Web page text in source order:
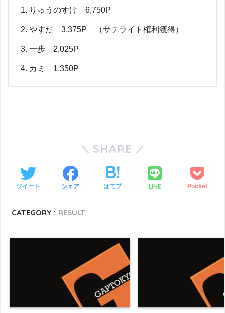
りゅうのすけ 6,750P
やすだ 3,375P （サテライト権利獲得）
一歩 2,025P
カミ 1,350P
SHARE
ツイート シェア はてブ LINE Pocket
CATEGORY : RESULT